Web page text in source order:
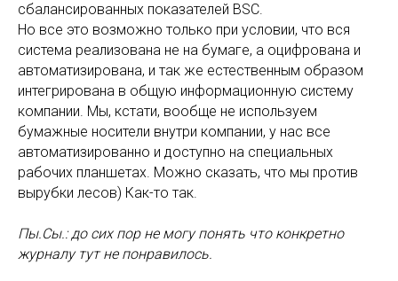
сбалансированных показателей BSC.
Но все это возможно только при условии, что вся
система реализована не на бумаге, а оцифрована и
автоматизирована, и так же естественным образом
интегрирована в общую информационную систему
компании. Мы, кстати, вообще не используем
бумажные носители внутри компании, у нас все
автоматизированно и доступно на специальных
рабочих планшетах. Можно сказать, что мы против
вырубки лесов) Как-то так.
Пы.Сы.: до сих пор не могу понять что конкретно
журналу тут не понравилось.